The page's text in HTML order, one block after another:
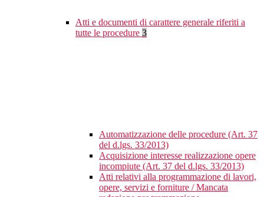
Atti e documenti di carattere generale riferiti a
tutte le procedure 3
Automatizzazione delle procedure (Art. 37
del d.lgs. 33/2013)
Acquisizione interesse realizzazione opere
incompiute (Art. 37 del d.lgs. 33/2013)
Atti relativi alla programmazione di lavori,
opere, servizi e forniture / Mancata